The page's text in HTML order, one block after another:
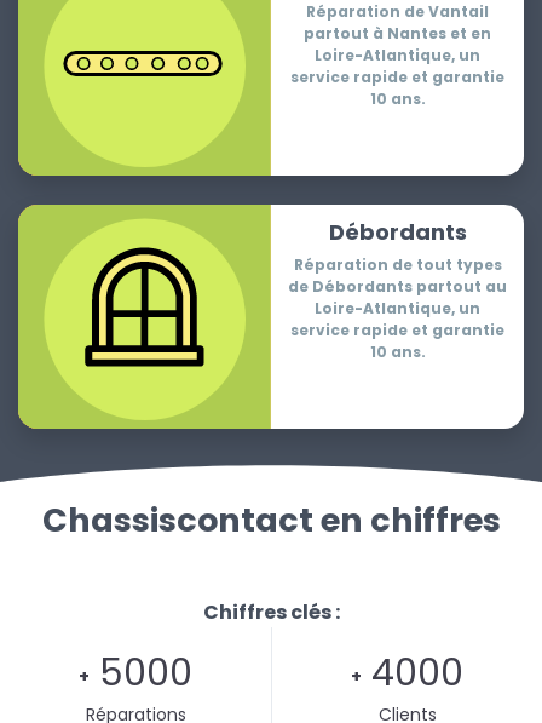
Réparation de Vantail
partout à Nantes et en
Loire-Atlantique, un
service rapide et garantie
10 ans.
Débordants
Réparation de tout types
de Débordants partout au
Loire-Atlantique, un
service rapide et garantie
10 ans.
Chassiscontact en chiffres
Chiffres clés :
+ 5000
Réparations
+ 4000
Clients